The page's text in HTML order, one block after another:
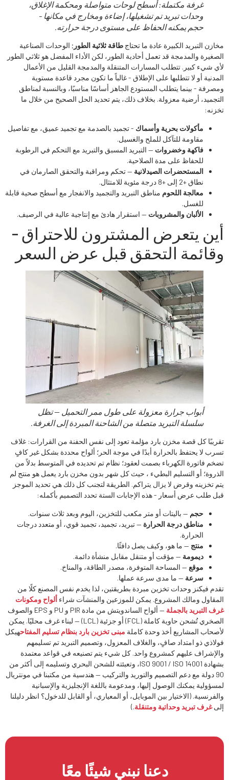
غرفة مكتملة: أسطح لوحات متواصلة ومحكمة الإغلاق،
وحدات تبريد تم تشغيلها، إضاءة ومخارج في مكانها -
حجم يمكنه الحفاظ على مستوى درجة حرارته.
مخازن التبريد الكبيرة عادة ما تحتاج طاقة ثلاثية الطور ; الوحدات الصناعية
الصغيرة والمدمجة قد تعمل أحادية الطور، لكن الأداء المفضل هو ثلاثي الطور
لأي شيء كبير. تتطلب المسارات المتنقلة والمدمجة القليل من الأعمال
المدنية أو لا تتطلبها على الإطلاق - غالباً ما تكون مجرد قاعدة مستوية
ومصرفة - بينما يتطلب المستودع الجاهز أساسًا مناسبًا، وبالنسبة لمناطق
التجميد، أرضية معزولة. بخلاف ذلك، يتم تحديد الحل الصحيح من خلال ما
تخزنه:
مأكولات بحرية وأسماك - تجميد بالصدمة مع تجميد عميق، مع تفاصيل
مقاومة للتآكل للملح والغسيل.
فاكهة وخضروات — التبريد المسبق والتبريد مع التحكم في الرطوبة
للحفاظ على مدة الصلاحية.
المستحضرات الصيدلانية — تحكم ومراقبة والتحقق الصارمان في
نطاق +2 إلى +8 درجة مئوية للامتثال.
معالجة اللحوم مناطق التبريد والتجميد والانفجار مع أسطح صحية قابلة
للغسل.
الألبان والمشروبات — استقرار هادئ مع إنتاجية عالية في الرصيف.
أين يتعرض المشترون للاحتراق -
وقائمة التحقق قبل عرض السعر
أبواب جرارة معزولة على طول ممر التحميل — تظل
سلسلة التبريد متصلة من الشاحنة المبردة إلى الغرفة.
تقريبًا كل قصة مخزن بارد مؤلمة تعود إلى نفس الحفنة من القرارات: غلاف
تسرب لا يحتفظ بالحرارة أبدًا في موجة الحر؛ ألواح محددة بشكل غير كافٍ
تضخم فاتورة الكهرباء بصمت لعقود؛ نظام تم تحديده في المتوسط ​​بدلاً من
الذروة؛ أو التسليم البطيء ، حيث كل شهر بدون مخزن بارد يعمل هو منتج لم
يتم تخزينه وقرض لا يزال يتراكم. الطريقة لتجنب كل ذلك هي تحديد الموجز
قبل طلب عرض أسعار - هذه الإجابات الستة تحدد التصميم بأكمله:
حجم — باليتات أو متر مكعب للتخزين، اليوم وبعد ثلاث سنوات.
مناطق درجة الحرارة — تبريد، تجميد، تجميد قوي، أو متعدد درجات
الحرارة.
منتج — ما هو، وكيف يصل دافئًا.
ديمومة — مؤقت أو متنقل مقابل منشأة دائمة.
موقع — المساحة المتوفرة، مصدر الطاقة، والمناخ.
سرعة — ما مدى سرعة عملها.
تقدم فيكنز وحدات تخزين مبردة بطريقتين، لذا يخدم نفس المصنع كلًا من
المقاول ومالك المشروع. يمكن للموزعين والمنشآت شراء ألواح ومكونات
غرف التبريد بالجملة
— ألواح الساندويتش من مادة PIR و PU و EPS والصوف
الصخري تُشحن حاوية كاملة (FCL) أو جزئية (LCL) — لبناء غرف محليًا. يمكن
لأصحاب المشاريع أخذ وحدة كاملة مبنى تخزين بارد بنظام تسليم المفتاحهيكل
فولاذي ذو امتداد صافٍ، والغلاف المعزول، وتصميم التبريد تم تسليمهم
والإشراف عليهم كمشروع واحد. كل شيء يتم تصنيعه في قواعد معتمدة
بشهادة ISO 9001 / ISO 14001، وتعبئته للشحن البحري وتسليمه إلى أكثر من
90 دولة مع دعم التصميم والتوريد والتركيب — هندسية من مكتبنا في مونتريال
لمسؤولية يمكنك الوصول إليها، ومدعومة باللغة الإنجليزية والإسبانية
والفرنسية. (الاختيار بين الموبايل، أو المعياري، أو القابل للدخول؟ انظر دليلنا
إلىغرف تبريد وحداتية ومتنقلة.)
دعنا نبني شيئًا معًا